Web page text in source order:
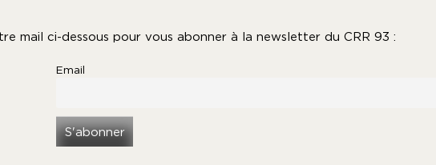
mail ci-dessous pour vous abonner à la newsletter du CRR 93 :
Email